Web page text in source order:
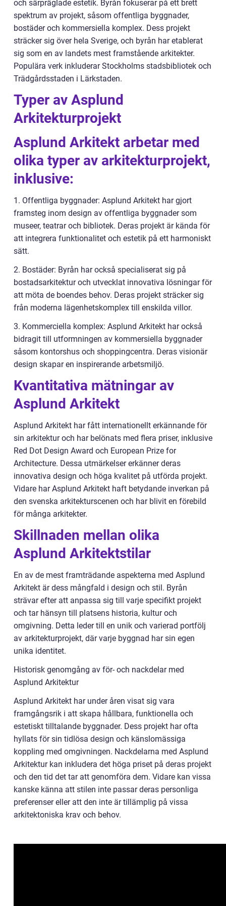
och särpräglade estetik. Byrån fokuserar på ett brett
spektrum av projekt, såsom offentliga byggnader,
bostäder och kommersiella komplex. Dess projekt
sträcker sig över hela Sverige, och byrån har etablerat
sig som en av landets mest framstående arkitekter.
Populära verk inkluderar Stockholms stadsbibliotek och
Trädgårdsstaden i Lärkstaden.
Typer av Asplund
Arkitekturprojekt
Asplund Arkitekt arbetar med
olika typer av arkitekturprojekt,
inklusive:
1. Offentliga byggnader: Asplund Arkitekt har gjort
framsteg inom design av offentliga byggnader som
museer, teatrar och bibliotek. Deras projekt är kända för
att integrera funktionalitet och estetik på ett harmoniskt
sätt.
2. Bostäder: Byrån har också specialiserat sig på
bostadsarkitektur och utvecklat innovativa lösningar för
att möta de boendes behov. Deras projekt sträcker sig
från moderna lägenhetskomplex till enskilda villor.
3. Kommerciella komplex: Asplund Arkitekt har också
bidragit till utformningen av kommersiella byggnader
såsom kontorshus och shoppingcentra. Deras visionär
design skapar en inspirerande arbetsmiljö.
Kvantitativa mätningar av
Asplund Arkitekt
Asplund Arkitekt har fått internationellt erkännande för
sin arkitektur och har belönats med flera priser, inklusive
Red Dot Design Award och European Prize for
Architecture. Dessa utmärkelser erkänner deras
innovativa design och höga kvalitet på utförda projekt.
Vidare har Asplund Arkitekt haft betydande inverkan på
den svenska arkitekturscenen och har blivit en förebild
för många arkitekter.
Skillnaden mellan olika
Asplund Arkitektstilar
En av de mest framträdande aspekterna med Asplund
Arkitekt är dess mångfald i design och stil. Byrån
strävar efter att anpassa sig till varje specifikt projekt
och tar hänsyn till platsens historia, kultur och
omgivning. Detta leder till en unik och varierad portfölj
av arkitekturprojekt, där varje byggnad har sin egen
unika identitet.
Historisk genomgång av för- och nackdelar med
Asplund Arkitektur
Asplund Arkitekt har under åren visat sig vara
framgångsrik i att skapa hållbara, funktionella och
estetiskt tilltalande byggnader. Dess projekt har ofta
hyllats för sin tidlösa design och känslomässiga
koppling med omgivningen. Nackdelarna med Asplund
Arkitektur kan inkludera det höga priset på deras projekt
och den tid det tar att genomföra dem. Vidare kan vissa
kanske känna att stilen inte passar deras personliga
preferenser eller att den inte är tillämplig på vissa
arkitektoniska krav och behov.